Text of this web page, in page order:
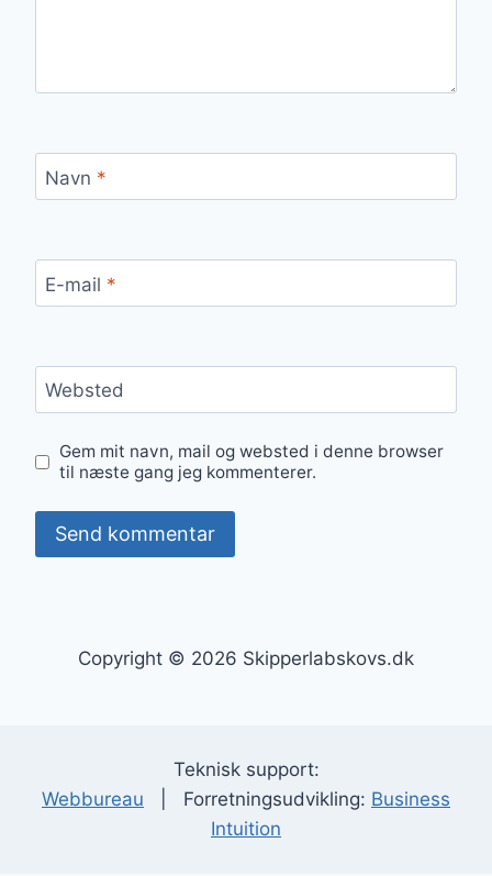
Navn *
E-mail *
Websted
Gem mit navn, mail og websted i denne browser
til næste gang jeg kommenterer.
Copyright © 2026 Skipperlabskovs.dk
Teknisk support:
Webbureau | Forretningsudvikling: Business
Intuition